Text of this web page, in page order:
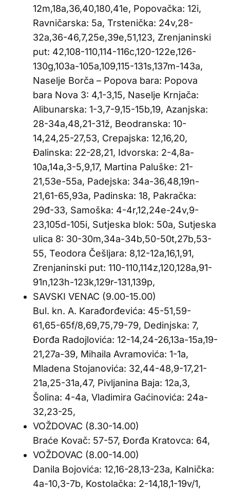
12m,18a,36,40,180,41e, Popovačka: 12i,
Ravničarska: 5a, Trstenička: 24v,28-
32a,36-46,7,25e,39e,51,123, Zrenjaninski
put: 42,108-110,114-116c,120-122e,126-
130g,103a-105a,109,115-131s,137m-143a,
Naselje Borča – Popova bara: Popova
bara Nova 3: 4,1-3,15, Naselje Krnjača:
Alibunarska: 1-3,7-9,15-15b,19, Azanjska:
28-34a,48,21-31ž, Beodranska: 10-
14,24,25-27,53, Crepajska: 12,16,20,
Đalinska: 22-28,21, Idvorska: 2-4,8a-
10a,14a,3-5,9,17, Martina Paluške: 21-
21,53e-55a, Padejska: 34a-36,48,19n-
21,61-65,93a, Padinska: 18, Pakračka:
29đ-33, Samoška: 4-4r,12,24e-24v,9-
23,105d-105i, Sutjeska blok: 50a, Sutjeska
ulica 8: 30-30m,34a-34b,50-50t,27b,53-
55, Teodora Češljara: 8,12-12a,16,1,91,
Zrenjaninski put: 110-110,114z,120,128a,91-
91n,123h-123k,129r-131,139p,
SAVSKI VENAC (9.00-15.00)
Bul. kn. A. Karađorđevića: 45-51,59-
61,65-65f/8,69,75,79-79, Dedinjska: 7,
Đorđa Radojlovića: 12-14,24-26,13a-15a,19-
21,27a-39, Mihaila Avramovića: 1-1a,
Mladena Stojanovića: 32,44-48,9-17,21-
21a,25-31a,47, Pivljanina Baja: 12a,3,
Šolina: 4-4a, Vladimira Gaćinovića: 24a-
32,23-25,
VOŽDOVAC (8.30-14.00)
Braće Kovač: 57-57, Đorđa Kratovca: 64,
VOŽDOVAC (8.00-14.00)
Danila Bojovića: 12,16-28,13-23a, Kalnička:
4a-10,3-7b, Kostolačka: 2-14,18,1-19v/1,